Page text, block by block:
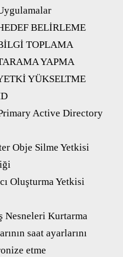
BELİRLEME
TOPLAMA
YAPMA
YÜKSELTME
Active Directory
Obje Silme Yetkisi
Oluşturma Yetkisi
Kurtarma
saat ayarlarını
etme